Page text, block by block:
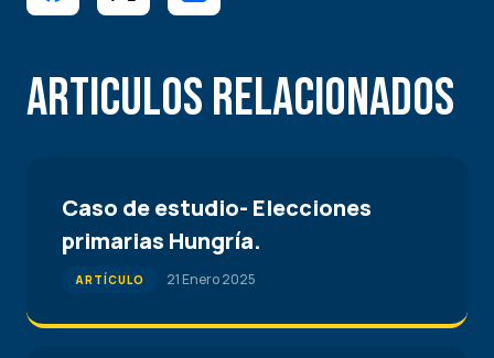
Articulos Relacionados
Caso de estudio- Elecciones
primarias Hungría.
ARTÍCULO 21 Enero 2025